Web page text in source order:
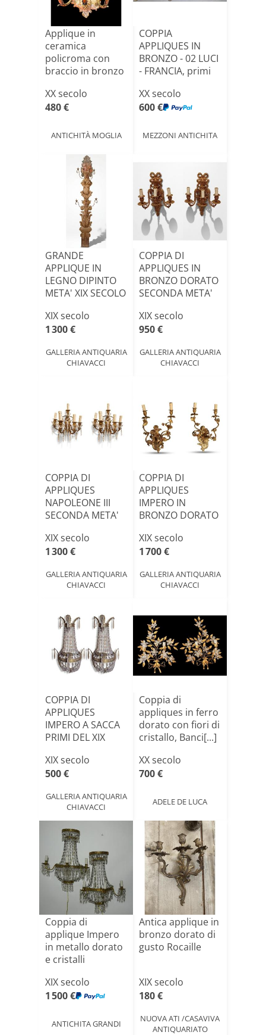
Applique in
ceramica
policroma con
braccio in bronzo
XX secolo
480 €
ANTICHITÀ MOGLIA
COPPIA
APPLIQUES IN
BRONZO - 02 LUCI
- FRANCIA, primi
XX secolo
600 €
MEZZONI ANTICHITA
GRANDE
APPLIQUE IN
LEGNO DIPINTO
META' XIX SECOLO
XIX secolo
1 300 €
GALLERIA ANTIQUARIA
CHIAVACCI
COPPIA DI
APPLIQUES IN
BRONZO DORATO
SECONDA META'
XIX secolo
950 €
GALLERIA ANTIQUARIA
CHIAVACCI
COPPIA DI
APPLIQUES
NAPOLEONE III
SECONDA META'
XIX secolo
1 300 €
GALLERIA ANTIQUARIA
CHIAVACCI
COPPIA DI
APPLIQUES
IMPERO IN
BRONZO DORATO
SECOLO
XIX secolo
1 700 €
GALLERIA ANTIQUARIA
CHIAVACCI
COPPIA DI
APPLIQUES
IMPERO A SACCA
PRIMI DEL XIX
XIX secolo
500 €
GALLERIA ANTIQUARIA
CHIAVACCI
Coppia di
appliques in ferro
dorato con fiori di
cristallo, Banci[...]
XX secolo
700 €
ADELE DE LUCA
Coppia di
applique Impero
in metallo dorato
e cristalli
XIX secolo
1 500 €
ANTICHITA GRANDI
Antica applique in
bronzo dorato di
gusto Rocaille
XIX secolo
180 €
NUOVA ATI /CASAVIVA
ANTIQUARIATO